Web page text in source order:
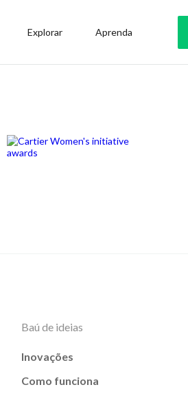
Explorar Aprenda
Baú de ideias
Inovações
Como funciona